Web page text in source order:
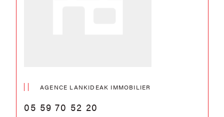
AGENCE LANKIDEAK IMMOBILIER
05 59 70 52 20